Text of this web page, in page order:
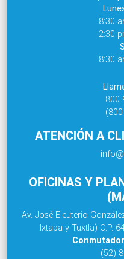
8:30
2:30
8:30
800
ATENCIÓN A
OFICINAS Y
Av. José Eleuterio
Ixtapa y Tuxtla) C.P.
(52)